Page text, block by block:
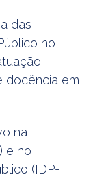
das
no
docência em
na
e no
(IDP-